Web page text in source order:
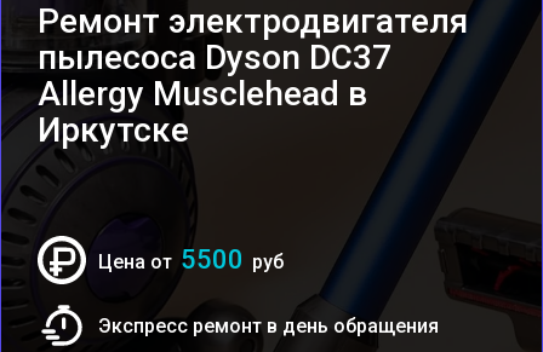
Ремонт электродвигателя
пылесоса Dyson DC37
Allergy Musclehead в
Иркутске
Цена от 5500 руб
Экспресс ремонт в день обращения